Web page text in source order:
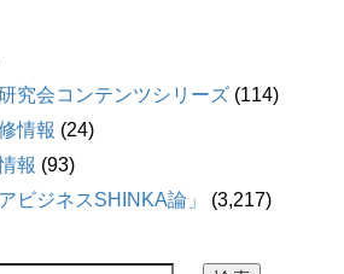
究会コンテンツシリーズ (114)
情報 (24)
報 (93)
ビジネスSHINKA論」
(3,217)